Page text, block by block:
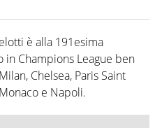
è alla 191esima
in Champions League ben
Chelsea, Paris Saint
e Napoli.